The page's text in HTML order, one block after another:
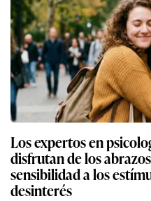
Los expertos en
disfrutan de los
sensibilidad a los
desinterés